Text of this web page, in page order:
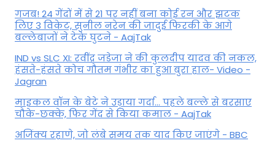
गजब! 24 गेंदों में से 21 पर नहीं बना कोई रन और झटक
लिए 3 विकेट, सुनील नरेन की जादुई फिरकी के आगे
बल्लेबाजों ने टेके घुटने - AajTak
IND vs SLC XI: रवींद्र जडेजा ने की कुलदीप यादव की नकल,
हंसते-हंसते कोच गौतम गंभीर का हुआ बुरा हाल- Video -
Jagran
माइकल वॉन के बेटे ने उड़ाया गर्दा... पहले बल्ले से बरसाए
चौके-छक्के, फिर गेंद से किया कमाल - AajTak
अजिंक्य रहाणे, जो लंबे समय तक याद किए जाएंगे - BBC